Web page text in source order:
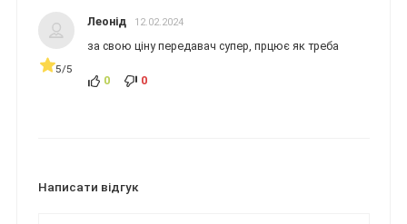
5/5
Леонід 12.02.2024
за свою ціну передавач супер, прцює як треба
0 0
Написати відгук